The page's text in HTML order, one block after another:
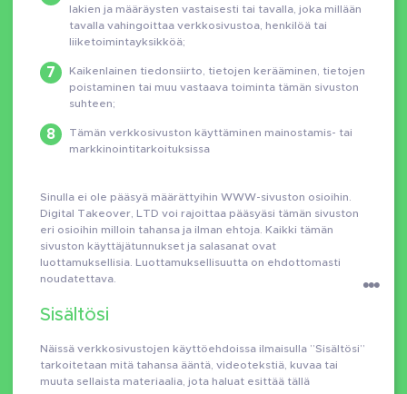
lakien ja määräysten vastaisesti tai tavalla, joka millään
tavalla vahingoittaa verkkosivustoa, henkilöä tai
liiketoimintayksikköä;
Kaikenlainen tiedonsiirto, tietojen kerääminen, tietojen
poistaminen tai muu vastaava toiminta tämän sivuston
suhteen;
Tämän verkkosivuston käyttäminen mainostamis- tai
markkinointitarkoituksissa
Sinulla ei ole pääsyä määrättyihin WWW-sivuston osioihin.
Digital Takeover, LTD voi rajoittaa pääsyäsi tämän sivuston
eri osioihin milloin tahansa ja ilman ehtoja. Kaikki tämän
sivuston käyttäjätunnukset ja salasanat ovat
luottamuksellisia. Luottamuksellisuutta on ehdottomasti
noudatettava.
Sisältösi
Näissä verkkosivustojen käyttöehdoissa ilmaisulla ”Sisältösi”
tarkoitetaan mitä tahansa ääntä, videotekstiä, kuvaa tai
muuta sellaista materiaalia, jota haluat esittää tällä